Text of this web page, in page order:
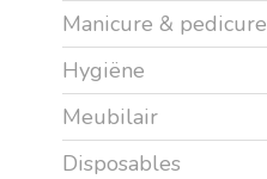
Manicure & pedicure
Hygiëne
Meubilair
Disposables